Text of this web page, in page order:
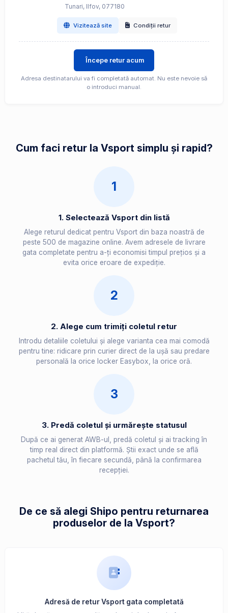
Tunari, Ilfov, 077180
Vizitează site Condiții retur
Începe retur acum
Adresa destinatarului va fi completată automat. Nu este nevoie să
o introduci manual.
Cum faci retur la Vsport simplu și rapid?
1
1. Selectează Vsport din listă
Alege returul dedicat pentru Vsport din baza noastră de
peste 500 de magazine online. Avem adresele de livrare
gata completate pentru a-ți economisi timpul prețios și a
evita orice eroare de expediție.
2
2. Alege cum trimiți coletul retur
Introdu detaliile coletului și alege varianta cea mai comodă
pentru tine: ridicare prin curier direct de la ușă sau predare
personală la orice locker Easybox, la orice oră.
3
3. Predă coletul și urmărește statusul
După ce ai generat AWB-ul, predă coletul și ai tracking în
timp real direct din platformă. Știi exact unde se află
pachetul tău, în fiecare secundă, până la confirmarea
recepției.
De ce să alegi Shipo pentru returnarea
produselor de la Vsport?
Adresă de retur Vsport gata completată